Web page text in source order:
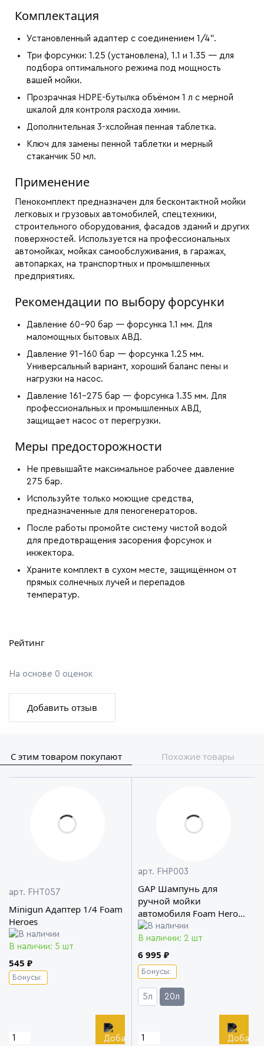
Комплектация
Установленный адаптер с соединением 1/4".
Три форсунки: 1.25 (установлена), 1.1 и 1.35 — для
подбора оптимального режима под мощность
вашей мойки.
Прозрачная HDPE-бутылка объёмом 1 л с мерной
шкалой для контроля расхода химии.
Дополнительная 3-хслойная пенная таблетка.
Ключ для замены пенной таблетки и мерный
стаканчик 50 мл.
Применение
Пенокомплект предназначен для бесконтактной мойки
легковых и грузовых автомобилей, спецтехники,
строительного оборудования, фасадов зданий и других
поверхностей. Используется на профессиональных
автомойках, мойках самообслуживания, в гаражах,
автопарках, на транспортных и промышленных
предприятиях.
Рекомендации по выбору форсунки
Давление 60–90 бар — форсунка 1.1 мм. Для
маломощных бытовых АВД.
Давление 91–160 бар — форсунка 1.25 мм.
Универсальный вариант, хороший баланс пены и
нагрузки на насос.
Давление 161–275 бар — форсунка 1.35 мм. Для
профессиональных и промышленных АВД,
защищает насос от перегрузки.
Меры предосторожности
Не превышайте максимальное рабочее давление
275 бар.
Используйте только моющие средства,
предназначенные для пеногенераторов.
После работы промойте систему чистой водой
для предотвращения засорения форсунок и
инжектора.
Храните комплект в сухом месте, защищённом от
прямых солнечных лучей и перепадов
температур.
Рейтинг
На основе 0 оценок
Добавить отзыв
С этим товаром покупают Похожие товары
арт. FHT057
Minigun Адаптер 1/4 Foam
Heroes
В наличии: 5 шт
545 ₽
Бонусы:
арт. FHP003
GAP Шампунь для
ручной мойки
автомобиля Foam Heroes
Professional
В наличии: 2 шт
6 995 ₽
Бонусы:
5л 20л